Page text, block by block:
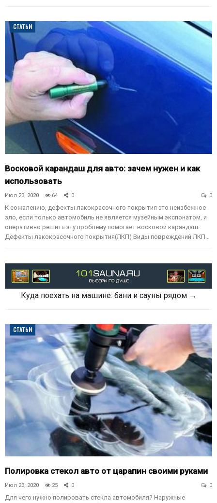
СТАТЬИ
Восковой карандаш для авто: зачем нужен и как
использовать
Июл 23, 2020 64 0 0
К сожалению, дефекты лакокрасочного покрытия это неизбежное
зло, если только автомобиль не является музейным экспонатом, и
оперативно решить эту проблему помогает восковой карандаш.
Дефекты лакокрасочного покрытия(ЛКП) Виды повреждений ЛКП…
Куда поехать на машине: бани и сауны рядом →
СТАТЬИ
Полировка стекол авто от царапин своими руками
Июл 23, 2020 25 0 0
Для чего нужно полировать стекла автомобиля? Наружные